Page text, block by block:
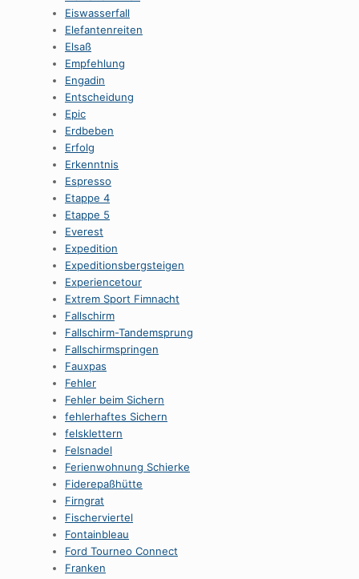
Eiswasserfall
Elefantenreiten
Elsaß
Empfehlung
Engadin
Entscheidung
Epic
Erdbeben
Erfolg
Erkenntnis
Espresso
Etappe 4
Etappe 5
Everest
Expedition
Expeditionsbergsteigen
Experiencetour
Extrem Sport Fimnacht
Fallschirm
Fallschirm-Tandemsprung
Fallschirmspringen
Fauxpas
Fehler
Fehler beim Sichern
fehlerhaftes Sichern
felsklettern
Felsnadel
Ferienwohnung Schierke
Fiderepaßhütte
Firngrat
Fischerviertel
Fontainbleau
Ford Tourneo Connect
Franken